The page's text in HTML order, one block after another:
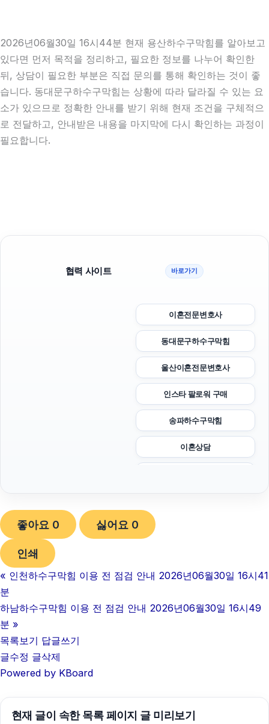
2026년06월30일 16시44분 현재 용산하수구막힘를 알아보고
있다면 먼저 목적을 정리하고, 필요한 정보를 나누어 확인한
뒤, 상담이 필요한 부분은 직접 문의를 통해 확인하는 것이 좋
습니다. 동대문구하수구막힘는 상황에 따라 달라질 수 있는 요
소가 있으므로 정확한 안내를 받기 위해 현재 조건을 구체적으
로 전달하고, 안내받은 내용을 마지막에 다시 확인하는 과정이
필요합니다.
협력 사이트 바로가기
이혼전문변호사
동대문구하수구막힘
울산이혼전문변호사
인스타 팔로워 구매
송파하수구막힘
이혼상담
이혼전문변호사
채무통합대환대출
카드현금화
좋아요 0 싫어요 0
인쇄
« 인천하수구막힘 이용 전 점검 안내 2026년06월30일 16시41
분
하남하수구막힘 이용 전 점검 안내 2026년06월30일 16시49
분 »
목록보기 답글쓰기
글수정 글삭제
Powered by KBoard
현재 글이 속한 목록 페이지 글 미리보기